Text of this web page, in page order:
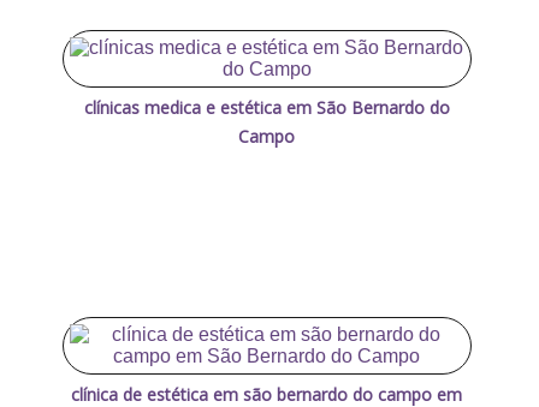
clínicas medica e estética em São Bernardo do
Campo
clínica de estética em são bernardo do campo em